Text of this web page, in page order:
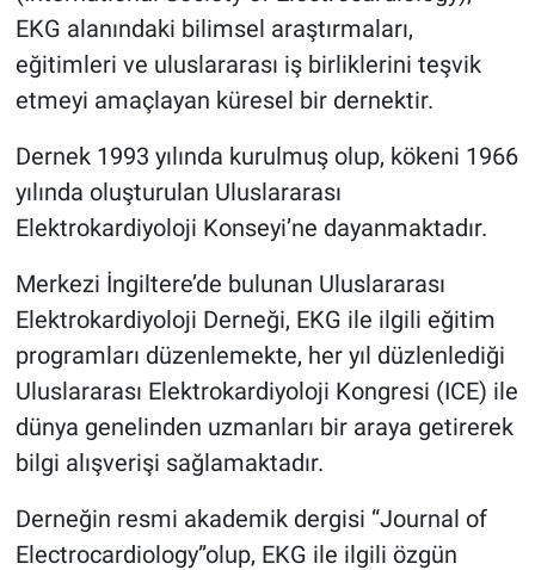
EKG alanındaki bilimsel araştırmaları,
eğitimleri ve uluslararası iş birliklerini teşvik
etmeyi amaçlayan küresel bir dernektir.
Dernek 1993 yılında kurulmuş olup, kökeni 1966
yılında oluşturulan Uluslararası
Elektrokardiyoloji Konseyi’ne dayanmaktadır.
Merkezi İngiltere’de bulunan Uluslararası
Elektrokardiyoloji Derneği, EKG ile ilgili eğitim
programları düzenlemekte, her yıl düzlenlediği
Uluslararası Elektrokardiyoloji Kongresi (ICE) ile
dünya genelinden uzmanları bir araya getirerek
bilgi alışverişi sağlamaktadır.
Derneğin resmi akademik dergisi “Journal of
Electrocardiology”olup, EKG ile ilgili özgün